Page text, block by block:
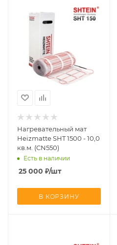
Нагревательный мат
Heizmatte SHT 1500 - 10,0
кв.м. (CN550)
Есть в наличии
25 000 ₽/шт
В КОРЗИНУ